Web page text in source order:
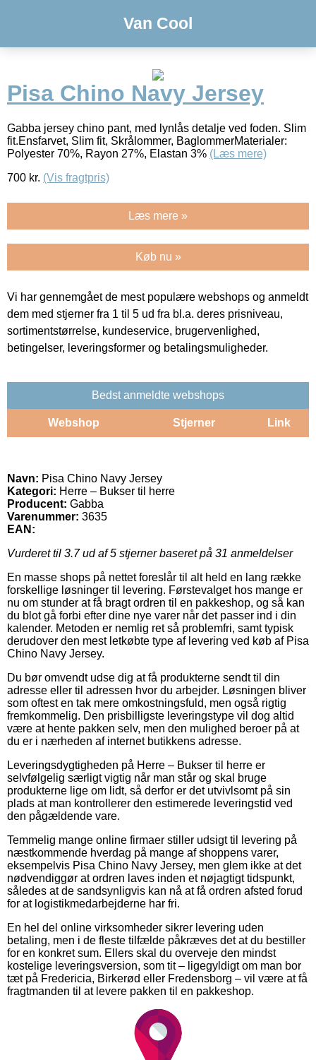
Van Cool
Pisa Chino Navy Jersey
Gabba jersey chino pant, med lynlås detalje ved foden. Slim
fit.Ensfarvet, Slim fit, Skrålommer, BaglommerMaterialer:
Polyester 70%, Rayon 27%, Elastan 3% (Læs mere)
700 kr. (Vis fragtpris)
Læs mere »
Køb nu »
Vi har gennemgået de mest populære webshops og anmeldt
dem med stjerner fra 1 til 5 ud fra bl.a. deres prisniveau,
sortimentstørrelse, kundeservice, brugervenlighed,
betingelser, leveringsformer og betalingsmuligheder.
Bedst anmeldte webshops
Webshop Stjerner Link
Navn: Pisa Chino Navy Jersey
Kategori: Herre – Bukser til herre
Producent: Gabba
Varenummer: 3635
EAN:
Vurderet til 3.7ud af 5 stjerner baseret på 31 anmeldelser
En masse shops på nettet foreslår til alt held en lang række
forskellige løsninger til levering. Førstevalget hos mange er
nu om stunder at få bragt ordren til en pakkeshop, og så kan
du blot gå forbi efter dine nye varer når det passer ind i din
kalender. Metoden er nemlig ret så problemfri, samt typisk
derudover den mest letkøbte type af levering ved køb af Pisa
Chino Navy Jersey.
Du bør omvendt udse dig at få produkterne sendt til din
adresse eller til adressen hvor du arbejder. Løsningen bliver
som oftest en tak mere omkostningsfuld, men også rigtig
fremkommelig. Den prisbilligste leveringstype vil dog altid
være at hente pakken selv, men den mulighed beroer på at
du er i nærheden af internet butikkens adresse.
Leveringsdygtigheden på Herre – Bukser til herre er
selvfølgelig særligt vigtig når man står og skal bruge
produkterne lige om lidt, så derfor er det utvivlsomt på sin
plads at man kontrollerer den estimerede leveringstid ved
den pågældende vare.
Temmelig mange online firmaer stiller udsigt til levering på
næstkommende hverdag på mange af shoppens varer,
eksempelvis Pisa Chino Navy Jersey, men glem ikke at det
nødvendiggør at ordren laves inden et nøjagtigt tidspunkt,
således at de sandsynligvis kan nå at få ordren afsted forud
for at logistikmedarbejderne har fri.
En hel del online virksomheder sikrer levering uden
betaling, men i de fleste tilfælde påkræves det at du bestiller
for en konkret sum. Ellers skal du overveje den mindst
kostelige leveringsversion, som tit – ligegyldigt om man bor
tæt på Fredericia, Birkerød eller Fredensborg – vil være at få
fragtmanden til at levere pakken til en pakkeshop.